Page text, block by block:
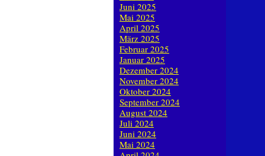
Juni 2025
Mai 2025
April 2025
März 2025
Februar 2025
Januar 2025
Dezember 2024
November 2024
Oktober 2024
September 2024
August 2024
Juli 2024
Juni 2024
Mai 2024